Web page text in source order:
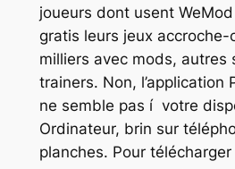
joueurs dont usent
gratis leurs jeux
milliers avec mods, autres
trainers. Non, l’application
ne semble pas í votre
Ordinateur, brin sur
planches. Pour télécharger